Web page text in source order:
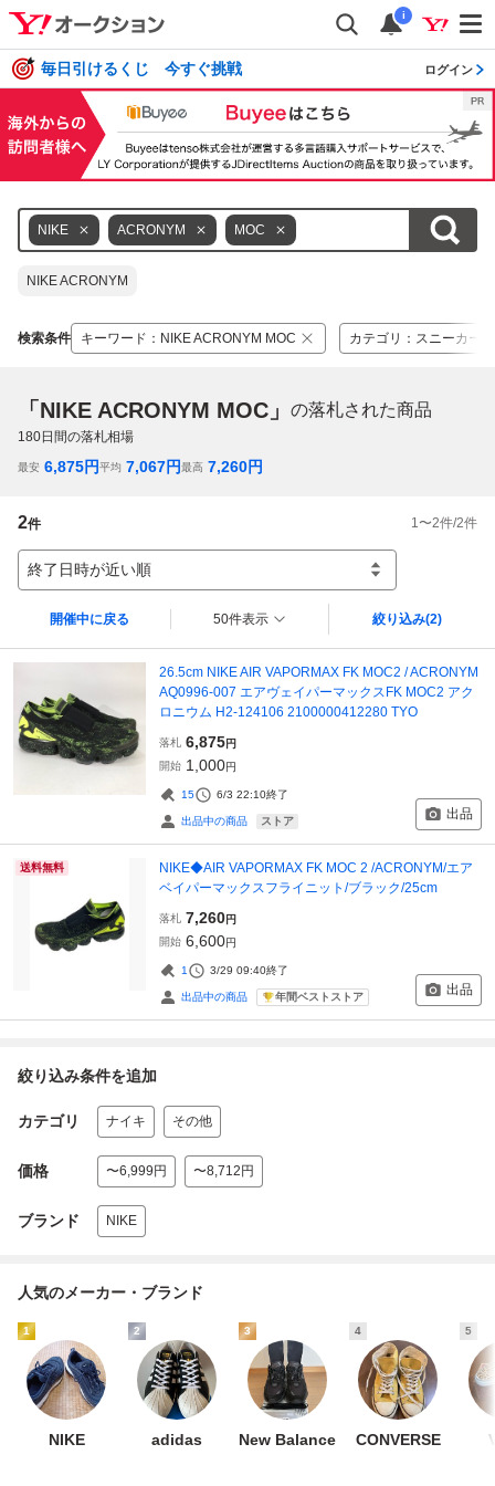
i
毎日引けるくじ 今すぐ挑戦 ログイン
NIKE ACRONYM MOC
NIKE ACRONYM
検索条件 キーワード ： NIKE ACRONYM MOC カテゴリ ： スニーカー
「NIKE ACRONYM MOC」 の落札された商品
180日間の落札相場
最安 6,875円平均 7,067円最高 7,260円
2件 1 〜2件/2件
終了日時が近い順
開催中に戻る 50件表示 絞り込み(2)
26.5cm NIKE AIR VAPORMAX FK MOC2 / ACRONYM
AQ0996-007 エアヴェイパーマックスFK MOC2 アク
ロニウム H2-124106 2100000412280 TYO
落札 6,875円
開始 1,000円
15 6/3 22:10終了
出品中の商品 ストア 出品
送料無料
NIKE◆AIR VAPORMAX FK MOC 2 /ACRONYM/エア
ベイパーマックスフライニット/ブラック/25cm
落札 7,260円
開始 6,600円
1 3/29 09:40終了
出品中の商品 年間ベストストア 出品
絞り込み条件を追加
カテゴリ ナイキ その他
価格 〜6,999円 〜8,712円
ブランド NIKE
人気のメーカー・ブランド
1
NIKE
2
adidas
3
New Balance
4
CONVERSE
5